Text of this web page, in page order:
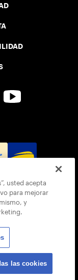
usted acepta
para mejorar
y
las cookies